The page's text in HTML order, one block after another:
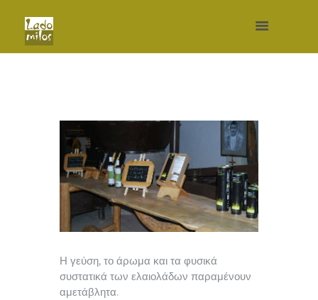
Η γεύση, το άρωμα και τα φυσικά
συστατικά των ελαιολάδων παραμένουν
αμετάβλητα.